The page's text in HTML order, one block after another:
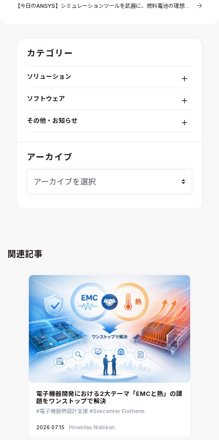
【今日のANSYS】シミュレーションツールを武器に、燃料電池の理想構造と実現技術の開発に挑戦（パナソニック様）
カテゴリー
ソリューション
組込みソフトウェア開発プラットフォーム
システムシミュレーション
CAD連携・CAE業務支援
MBDプロセス構築コンサルティング
CAEエンジニアリングコンサルティング
音響設計
CAE分野におけるAIコンサルティング
システム構築と開発
ソフトウェア
modeFRONTIER
Ansys SCADE
Virtual Environment
CONVERGE
iconCFD
SIMULIA Abaqus Unified FEA
Simcenter Flotherm
Simcenter Flotherm XT
Ansys Electronics
DEMITASNX
Simcenter 3D Acoustics
Rocky
CATIA V5 Analysis
Ansys EnSight
その他・お知らせ
IDAJからのお知らせ
アーカイブ
関連記事
電子機器開発における2大テーマ「EMCと熱」の課
題をワンストップで解決
電子機器熱設計支援 Simcenter Flotherm
2026.07.15 Hiromitsu Nishikori